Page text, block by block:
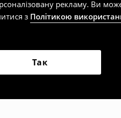
рекламу. Ви
з Політикою
Так